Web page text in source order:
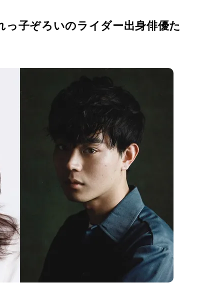
っ子ぞろいのライダー出身俳優た